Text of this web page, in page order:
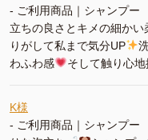
- ご利用商品｜シャンプ
立ちの良さとキメの細か
りがして私まで気分UP
わふわ感
そして触り心
K様
- ご利用商品｜シャンプ